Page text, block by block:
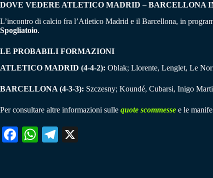
DOVE VEDERE ATLETICO MADRID – BARCELLONA
L’incontro di calcio fra l’Atletico Madrid e il Barcellona, in
Spogliatoio.
LE PROBABILI FORMAZIONI
ATLETICO MADRID (4-4-2): Oblak; Llorente, Lenglet, Le
BARCELLONA (4-3-3): Szczesny; Koundé, Cubarsi, Inigo
Per consultare altre informazioni sulle quote scommesse e le
Fa W
Te